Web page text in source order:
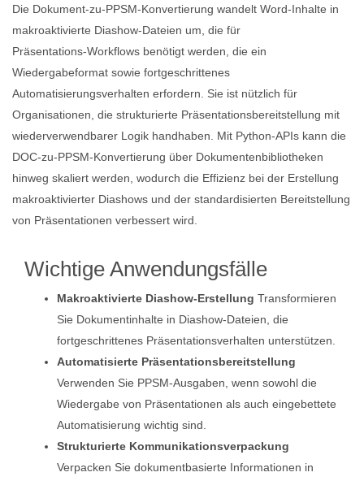
Die Dokument-zu-PPSM-Konvertierung wandelt Word-Inhalte in
makroaktivierte Diashow-Dateien um, die für
Präsentations‑Workflows benötigt werden, die ein
Wiedergabeformat sowie fortgeschrittenes
Automatisierungsverhalten erfordern. Sie ist nützlich für
Organisationen, die strukturierte Präsentationsbereitstellung mit
wiederverwendbarer Logik handhaben. Mit Python‑APIs kann die
DOC-zu-PPSM-Konvertierung über Dokumentenbibliotheken
hinweg skaliert werden, wodurch die Effizienz bei der Erstellung
makroaktivierter Diashows und der standardisierten Bereitstellung
von Präsentationen verbessert wird.
Wichtige Anwendungsfälle
Makroaktivierte Diashow-Erstellung Transformieren
Sie Dokumentinhalte in Diashow-Dateien, die
fortgeschrittenes Präsentationsverhalten unterstützen.
Automatisierte Präsentationsbereitstellung
Verwenden Sie PPSM-Ausgaben, wenn sowohl die
Wiedergabe von Präsentationen als auch eingebettete
Automatisierung wichtig sind.
Strukturierte Kommunikationsverpackung
Verpacken Sie dokumentbasierte Informationen in